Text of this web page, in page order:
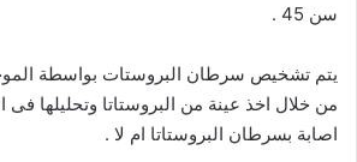
سن 45 .
يتم تشخيص سرطان البروستات بواسطة
من خلال اخذ عينة من البروستاتا وتحليلها
اصابة بسرطان البروستاتا ام لا .